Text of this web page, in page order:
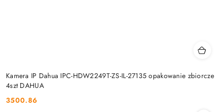
Kamera IP Dahua IPC-HDW2249T-ZS-IL-27135 opakowanie zbiorcze
4szt DAHUA
Cena:
3500.86